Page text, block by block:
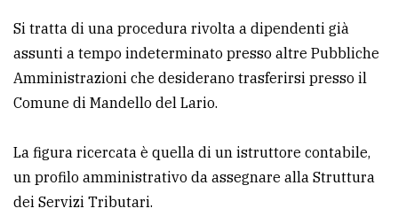
per
comune
LE
ALTRE
TESTATE
Si tratta di una procedura rivolta a dipendenti già
assunti a tempo indeterminato presso altre Pubbliche
Amministrazioni che desiderano trasferirsi presso il
Comune di Mandello del Lario.
La figura ricercata è quella di un istruttore contabile,
un profilo amministrativo da assegnare alla Struttura
dei Servizi Tributari.